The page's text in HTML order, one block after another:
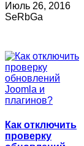
Июль 26, 2016
SeRbGa
Как отключить
проверку